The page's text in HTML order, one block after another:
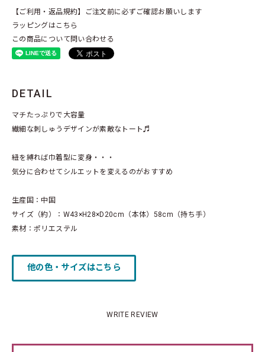
【ご利用・返品規約】ご注文前に必ずご確認お願いします
ラッピングはこちら
この商品について問い合わせる
DETAIL
マチたっぷりで大容量
繊細な刺しゅうデザインが素敵なトート♬
紐を縛れば巾着型に変身・・・
気分に合わせてシルエットを変えるのがおすすめ
生産国：中国
サイズ（約）：W43×H28×D20cm（本体）58cm（持ち手）
素材：ポリエステル
他の色・サイズはこちら
WRITE REVIEW